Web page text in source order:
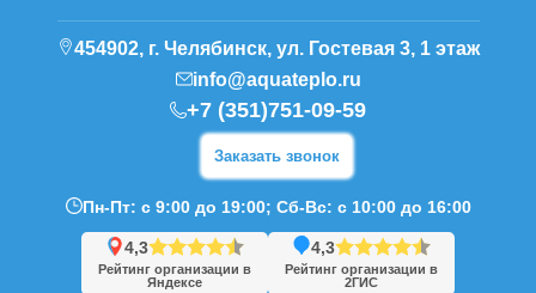
454902, г. Челябинск, ул. Гостевая 3, 1 этаж
info@aquateplo.ru
+7 (351)751-09-59
Заказать звонок
Пн-Пт: с 9:00 до 19:00; Сб-Вс: с 10:00 до 16:00
4,3
Рейтинг организации в
Яндексе
4,3
Рейтинг организации в
2ГИС